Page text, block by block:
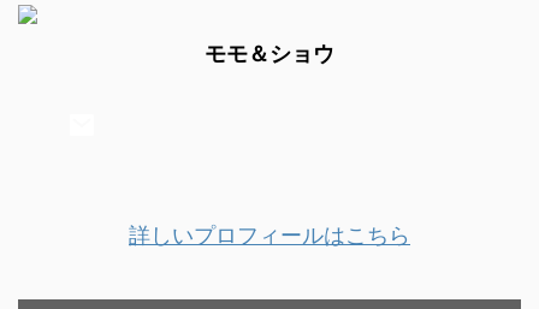
モモ＆ショウ
詳しいプロフィールはこちら